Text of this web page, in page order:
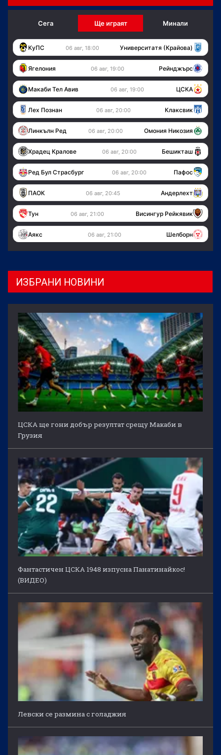
Сега Ще играят Минали
KуПС 06 авг, 18:00 Университатя (Крайова)
Ягелония 06 авг, 19:00 Рейнджърс
Макаби Тел Авив 06 авг, 19:00 ЦСКА
Лех Познан 06 авг, 20:00 Клаксвик
Линкълн Ред 06 авг, 20:00 Омония Никозия
Храдец Кралове 06 авг, 20:00 Бешикташ
Ред Бул Страсбург 06 авг, 20:00 Пафос
ПАОК 06 авг, 20:45 Андерлехт
Тун 06 авг, 21:00 Висингур Рейкявик
Аякс 06 авг, 21:00 Шелборн
ИЗБРАНИ НОВИНИ
ЦСКА ще гони добър резултат срещу Макаби в
Грузия
Фантастичен ЦСКА 1948 изпусна Панатинайкос!
(ВИДЕО)
Левски се размина с голаджия